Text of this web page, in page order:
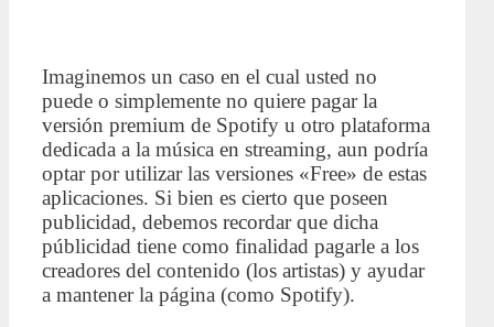
Imaginemos un caso en el cual usted no
puede o simplemente no quiere pagar la
versión premium de Spotify u otro plataforma
dedicada a la música en streaming, aun podría
optar por utilizar las versiones «Free» de estas
aplicaciones. Si bien es cierto que poseen
publicidad, debemos recordar que dicha
públicidad tiene como finalidad pagarle a los
creadores del contenido (los artistas) y ayudar
a mantener la página (como Spotify).